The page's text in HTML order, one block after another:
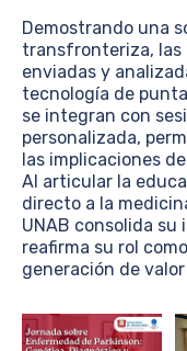
Demostrando una
transfronteriza, las
enviadas y
tecnología de
se integran con
personalizada,
las implicaciones
Al articular la
directo a la
UNAB consolida su
reafirma su rol
generación de